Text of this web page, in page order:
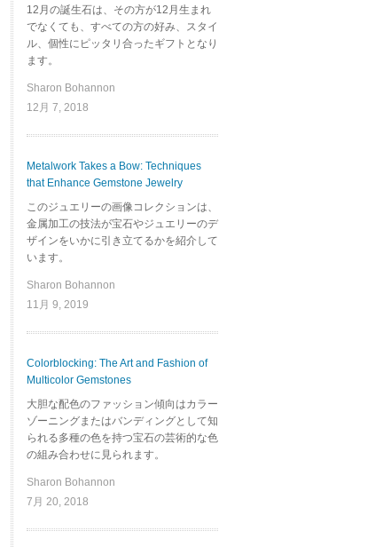
12月の誕生石は、その方が12月生まれ
でなくても、すべての方の好み、スタイ
ル、個性にピッタリ合ったギフトとなり
ます。
Sharon Bohannon
12月 7, 2018
Metalwork Takes a Bow: Techniques
that Enhance Gemstone Jewelry
このジュエリーの画像コレクションは、
金属加工の技法が宝石やジュエリーのデ
ザインをいかに引き立てるかを紹介して
います。
Sharon Bohannon
11月 9, 2019
Colorblocking: The Art and Fashion of
Multicolor Gemstones
大胆な配色のファッション傾向はカラー
ゾーニングまたはバンディングとして知
られる多種の色を持つ宝石の芸術的な色
の組み合わせに見られます。
Sharon Bohannon
7月 20, 2018